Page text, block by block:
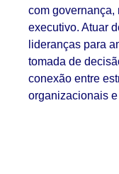
com governança,
executivo. Atuar
lideranças para
tomada de
conexão entre
organizacionais